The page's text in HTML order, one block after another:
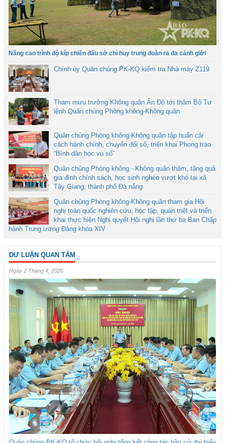
Nâng cao trình độ kíp chiến đấu sở chỉ huy trung đoàn ra đa cảnh giới
Chính ủy Quân chủng PK-KQ kiểm tra Nhà máy Z119
Tham mưu trưởng Không quân Ấn Độ tới thăm Bộ Tư
lệnh Quân chủng Phòng không-Không quân
Quân chủng Phòng không-Không quân tập huấn cải
cách hành chính, chuyển đổi số, triển khai Phong trào
“Bình dân học vụ số”
Quân chủng Phòng không - Không quân thăm, tặng quà
gia đình chính sách, học sinh nghèo vượt khó tại xã
Tây Giang, thành phố Đà nẵng
Quân chủng Phòng không-Không quân tham gia Hội
nghị toàn quốc nghiên cứu, học tập, quán triệt và triển
khai thực hiện Nghị quyết Hội nghị lần thứ ba Ban Chấp
hành Trung ương Đảng khóa XIV
DƯ LUẬN QUAN TÂM
Ngày 2 Tháng 4, 2026